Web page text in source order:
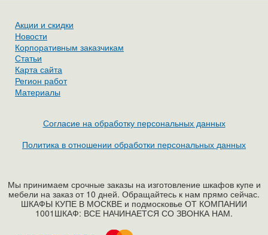
Акции и скидки
Новости
Корпоративным заказчикам
Статьи
Карта сайта
Регион работ
Материалы
Согласие на обработку персональных данных
Политика в отношении обработки персональных данных
Мы принимаем срочные заказы на изготовление шкафов купе и
мебели на заказ от 10 дней. Обращайтесь к нам прямо сейчас.
ШКАФЫ КУПЕ В МОСКВЕ и подмосковье ОТ КОМПАНИИ
1001ШКАФ: ВСЕ НАЧИНАЕТСЯ СО ЗВОНКА НАМ.